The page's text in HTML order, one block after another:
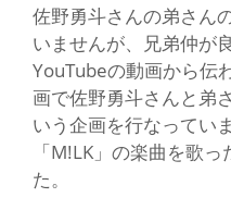
佐野勇斗さんの弟さん
いませんが、兄弟仲が
YouTubeの動画から伝
画で佐野勇斗さんと弟
いう企画を行なってい
「M!LK」の楽曲を歌
た。